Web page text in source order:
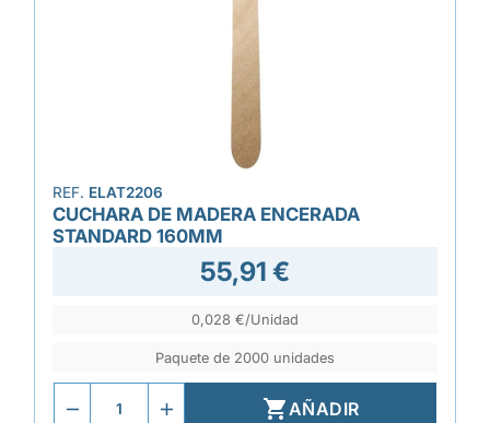
REF. ELAT2206
CUCHARA DE MADERA ENCERADA
STANDARD 160MM
55,91 €
0,028 €/Unidad
Paquete de 2000 unidades
AÑADIR